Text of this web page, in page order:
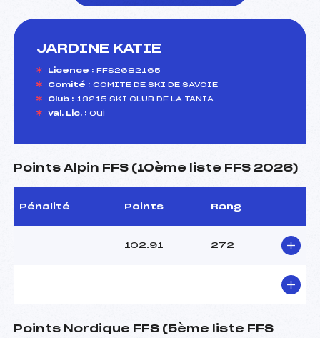
JARDINE KATIE
Licence : FFS2682165
Comité : COMITE DE SKI DE SAVOIE
Club : 13215 SKI CLUB DE LA TANIA
Val. Lic. : Oui
Points Alpin FFS (10ème liste FFS 2026)
Pénalité Points Rang
102.91 272
Points Nordique FFS (5ème liste FFS